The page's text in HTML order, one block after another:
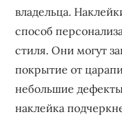
владельца.
способ
стиля. Они могут
покрытие от
небольшие
наклейка